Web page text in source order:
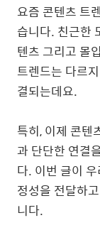
요즘 콘텐츠 트
습니다. 친근한
텐츠 그리고 몰
트렌드는 다르
결되는데요.
특히, 이제 콘텐
과 단단한 연결
다. 이번 글이
정성을 전달하
니다.